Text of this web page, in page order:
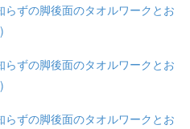
ずの脚後面のタオルワークとお
ずの脚後面のタオルワークとお
ずの脚後面のタオルワークとお